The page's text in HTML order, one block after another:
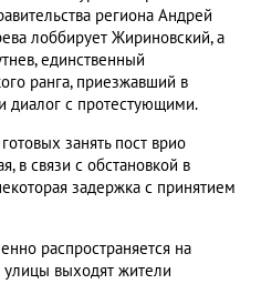
региона Андрей
лоббирует Жириновский, а
единственный
ранга, приезжавший в
диалог с протестующими.
занять пост врио
в связи с обстановкой в
задержка с принятием
распространяется на
выходят жители